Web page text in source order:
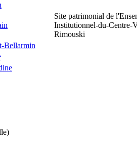
Site patrimonial de
Institutionnel-du-Centre-
Rimouski
Bellarmin